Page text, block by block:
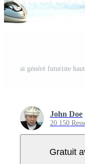
John Doe
20 150
Gratuit